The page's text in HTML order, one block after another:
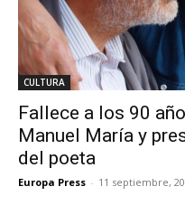
CULTURA
Fallece a los 90
Manuel María y
del poeta
Europa Press - 11 septiembre,